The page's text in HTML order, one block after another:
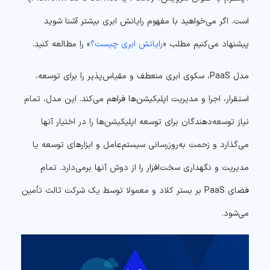
است. اگر می‌خواهید با مفهوم رایانش ابری بیشتر آشنا شوید
پیشنهاد می‌کنیم مطلب «رایانش ابری چیست؟» را مطالعه کنید.
مدل PaaS، سکوی ابری منعطف و مقیاس‌پذیر را برای توسعه،
استقرار، اجرا و مدیریت اپلیکیشن‌ها فراهم می‌کند. این مدل، تمام
نیاز توسعه‌دهندگان برای توسعه اپلیکیشن‌ها را در اختیار آنها
می‌گذارد و زحمت به‌روزرسانی سیستم‌عامل و ابزارهای توسعه یا
مدیریت و نگهداری سخت‌افزار را از دوش آنها برمی‌دارد. تمام
فضای PaaS بر بستر کلاد و معمولا توسط یک شرکت ثالث تأمین
می‌شود.